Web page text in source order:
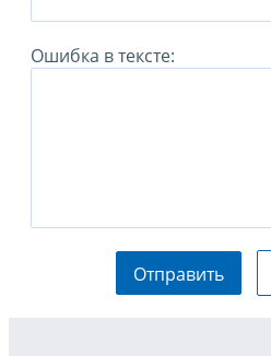
Ошибка в тексте:
Отправить